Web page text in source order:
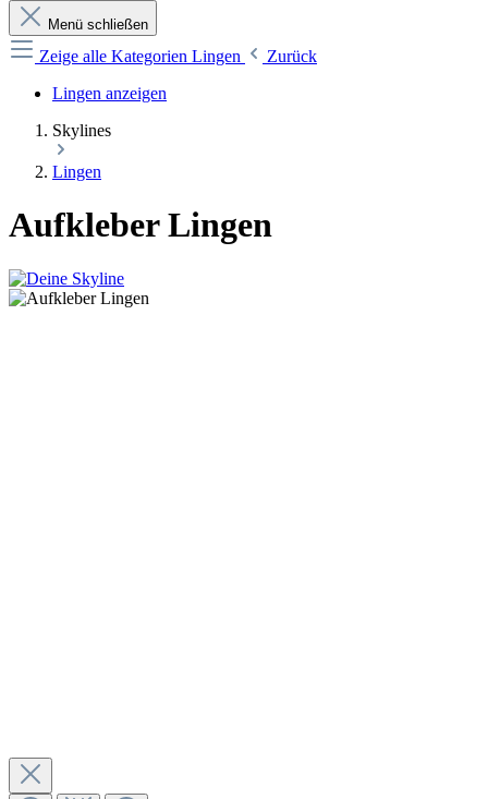
Menü schließen
Zeige alle Kategorien Lingen
Zurück
Lingen anzeigen
Skylines
Lingen
Aufkleber Lingen